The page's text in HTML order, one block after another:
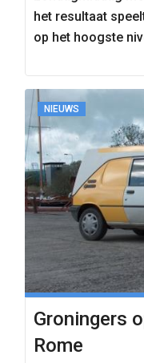
het resultaat
op het hoogste
NIEUWS
Groningers
Rome